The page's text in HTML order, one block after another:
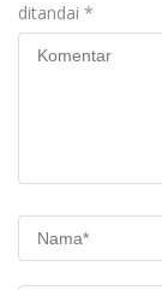
ditandai *